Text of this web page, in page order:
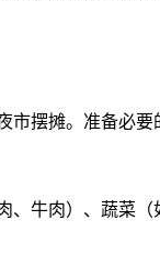
摆摊。准备必
牛肉）、蔬菜